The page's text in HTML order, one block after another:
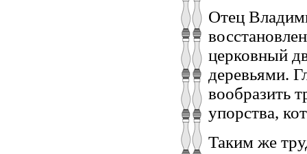
Отец
церковный
деревьями.
вообразить
упорства,
Таким же